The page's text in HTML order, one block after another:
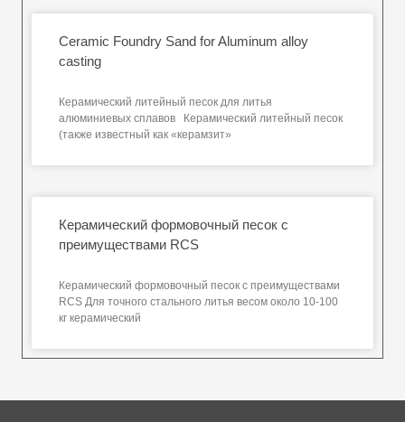
Ceramic Foundry Sand for Aluminum alloy
casting
Керамический литейный песок для литья
алюминиевых сплавов Керамический литейный песок
(также известный как «керамзит»
Керамический формовочный песок с
преимуществами RCS
Керамический формовочный песок с преимуществами
RCS Для точного стального литья весом около 10-100
кг керамический